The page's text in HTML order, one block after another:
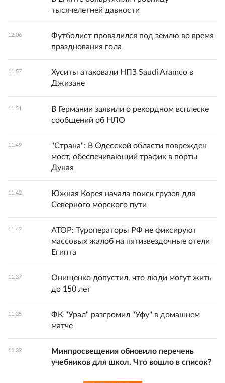
тысячелетней давности
12:06
Футболист провалился под землю во время
празднования гола
11:57
Хуситы атаковали НПЗ Saudi Aramco в
Джизане
11:51
В Германии заявили о рекордном всплеске
сообщений об НЛО
11:49
"Страна": В Одесской области поврежден
мост, обеспечивающий трафик в порты
Дуная
11:42
Южная Корея начала поиск грузов для
Северного морского пути
11:42
АТОР: Туроператоры РФ не фиксируют
массовых жалоб на пятизвездочные отели
Египта
11:37
Онищенко допустил, что люди могут жить
до 150 лет
11:35
ФК "Урал" разгромил "Уфу" в домашнем
матче
11:32
Минпросвещения обновило перечень
учебников для школ. Что вошло в список?